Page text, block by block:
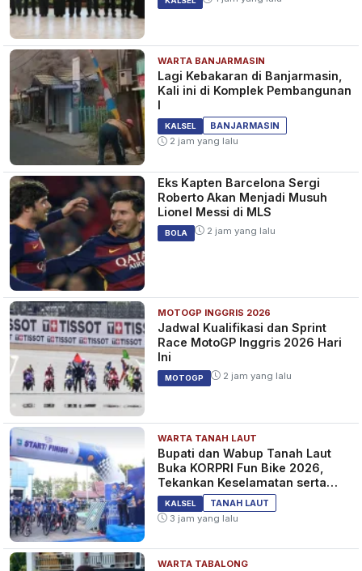
WARTA BANJARMASIN
Lagi Kebakaran di Banjarmasin,
Kali ini di Komplek Pembangunan
I
KALSEL
BANJARMASIN
2 jam yang lalu
Eks Kapten Barcelona Sergi
Roberto Akan Menjadi Musuh
Lionel Messi di MLS
BOLA 2 jam yang lalu
MOTOGP INGGRIS 2026
Jadwal Kualifikasi dan Sprint
Race MotoGP Inggris 2026 Hari
Ini
MOTOGP 2 jam yang lalu
WARTA TANAH LAUT
Bupati dan Wabup Tanah Laut
Buka KORPRI Fun Bike 2026,
Tekankan Keselamatan serta
Kebersamaan
KALSEL
TANAH LAUT
3 jam yang lalu
WARTA TABALONG